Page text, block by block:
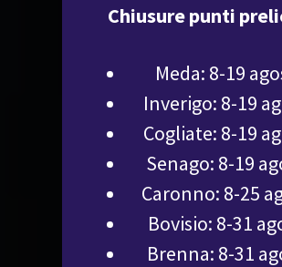
Chiusure punti
Meda: 8-19
Inverigo: 8-19
Cogliate: 8-19
Senago: 8-19
Caronno: 8-25
Bovisio: 8-31
Brenna: 8-31